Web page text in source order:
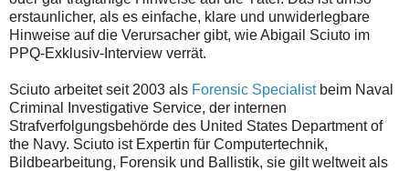
erstaunlicher, als es einfache, klare und unwiderlegbare
Hinweise auf die Verursacher gibt, wie Abigail Sciuto im
PPQ-Exklusiv-Interview verrät.
Sciuto arbeitet seit 2003 als Forensic Specialistbeim Naval
Criminal Investigative Service, der internen
Strafverfolgungsbehörde des United States Department of
the Navy. Sciuto ist Expertin für Computertechnik,
Bildbearbeitung, Forensik und Ballistik, sie gilt weltweit als